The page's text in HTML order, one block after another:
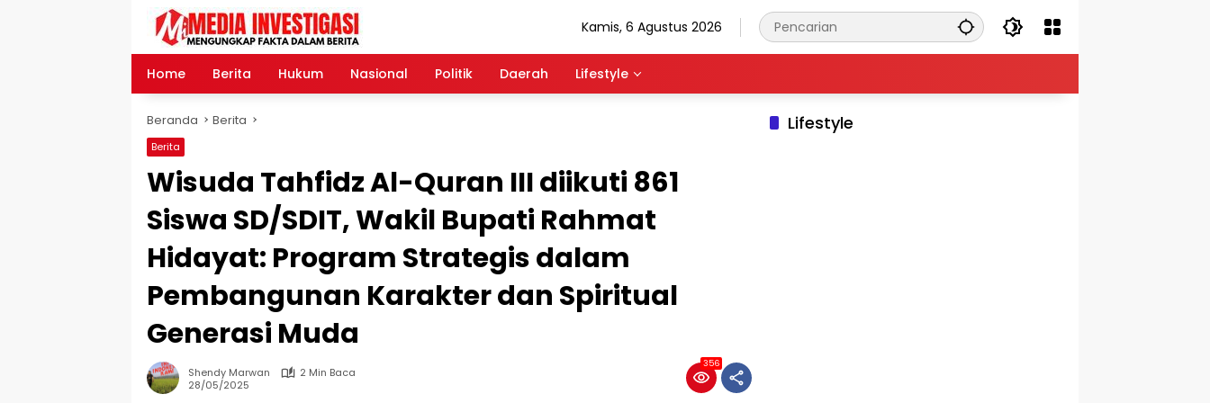
Kamis, 6 Agustus 2026
Home Berita Hukum Nasional Politik Daerah Lifestyle
Beranda Berita
Berita
Wisuda Tahfidz Al-Quran III diikuti 861
Siswa SD/SDIT, Wakil Bupati Rahmat
Hidayat: Program Strategis dalam
Pembangunan Karakter dan Spiritual
Generasi Muda
Shendy Marwan
2 Min Baca
28/05/2025
356
Lifestyle